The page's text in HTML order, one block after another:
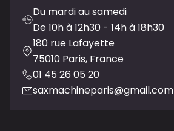
Du mardi au samedi
De 10h à 12h30 - 14h à 18h30
180 rue Lafayette
75010 Paris, France
01 45 26 05 20
saxmachineparis@gmail.com